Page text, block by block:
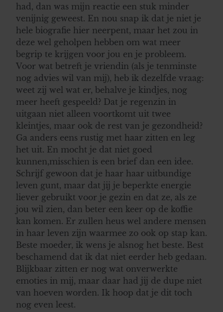
had, dan was mijn reactie een stuk minder
venijnig geweest. En nou snap ik dat je niet je
hele biografie hier neerpent, maar het zou in
deze wel geholpen hebben om wat meer
begrip te krijgen voor jou en je probleem.
Voor wat betreft je vriendin (als je tenminste
nog advies wil van mij), heb ik dezelfde vraag:
weet zij wel wat er, behalve je kindjes, nog
meer heeft gespeeld? Dat je regenzin in
uitgaan niet alleen voortkomt uit twee
kleintjes, maar ook de rest van je gezondheid?
Ga anders eens rustig met haar zitten en leg
het uit. En mocht je dat niet goed
kunnen,misschien is een brief dan een idee.
Schrijf gewoon dat je haar haar uitbundige
leven gunt, maar dat jij je beperkte energie
liever gebruikt voor je gezin en dat ze, als ze
jou wil zien, dan beter een keer op de koffie
kan komen. Er zullen heus wel andere mensen
in haar leven zijn waarmee zo ook op stap kan.
Beste moeder, ik wens je alsnog het beste. Best
beschamend dat ik dat niet eerder heb gedaan.
Blijkbaar zitten er nog wat onverwerkte
emoties in mij, maar daar had jij de dupe niet
van hoeven worden. Ik hoop dat je dit toch
nog even leest.